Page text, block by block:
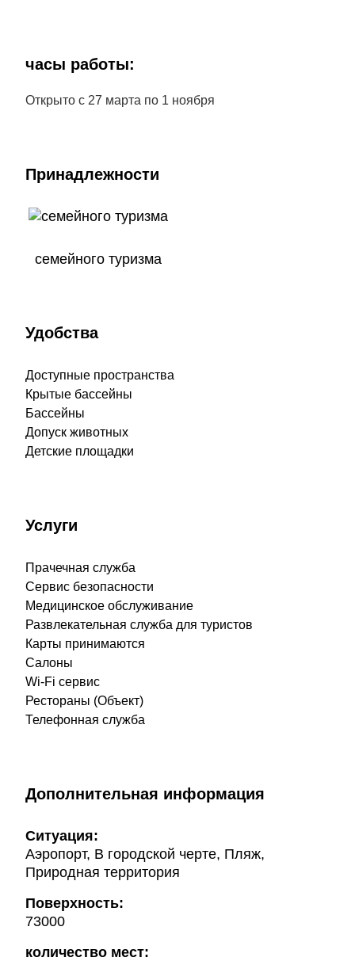
часы работы:
Открыто с 27 марта по 1 ноября
Принадлежности
семейного туризма
Удобства
Доступные пространства
Крытые бассейны
Бассейны
Допуск животных
Детские площадки
Услуги
Прачечная служба
Сервис безопасности
Медицинское обслуживание
Развлекательная служба для туристов
Карты принимаются
Салоны
Wi-Fi сервис
Рестораны (Объект)
Телефонная служба
Дополнительная информация
Ситуация:
Аэропорт, В городской черте, Пляж,
Природная территория
Поверхность:
73000
количество мест: